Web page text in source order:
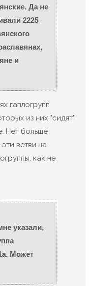
Да не
2225
и
гаплогрупп
из них "сидят"
Нет больше
ветви на
как не
указали,
Может